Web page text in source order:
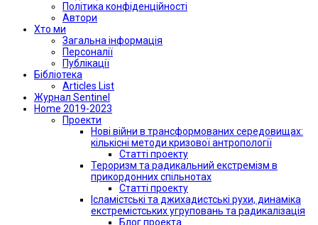
Політика конфіденційності
Автори
Хто ми
Загальна інформація
Персоналії
Публікації
Бібліотека
Articles List
Журнал Sentinel
Home 2019-2023
Проекти
Нові війни в трансформованих середовищах:
кількісні методи кризової антропології
Статті проекту
Тероризм та радикальний екстремізм в
прикордонних спільнотах
Статті проекту
Ісламістські та джихадистські рухи, динаміка
екстремістських угруповань та радикалізація
Блог проекта